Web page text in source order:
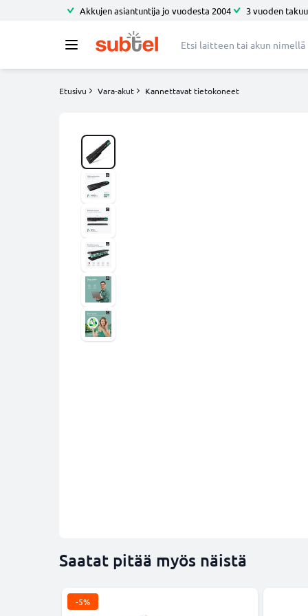
Akkujen asiantuntija jo vuodesta 2004 3 vuoden takuu
Etusivu Vara-akut Kannettavat tietokoneet
Saatat pitää myös näistä
-5%